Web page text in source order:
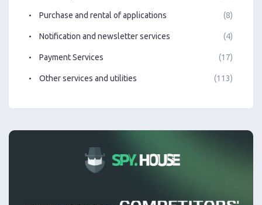
Purchase and rental of applications (8)
Notification and newsletter services (4)
Payment Services (17)
Other services and utilities (113)